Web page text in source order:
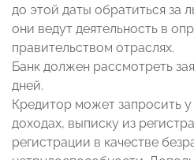
до этой даты обратиться за
они ведут деятельность в
правительством отраслях.
Банк должен рассмотреть
дней.
Кредитор может запросить
доходах, выписку из
регистрации в качестве